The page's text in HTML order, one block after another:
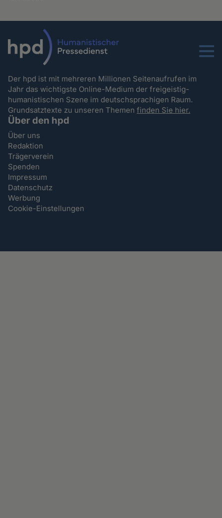
Menu
Der hpd ist mit mehreren Millionen Seitenaufrufen im
Jahr das wichtigste Online-Medium der freigeistig-
humanistischen Szene im deutschsprachigen Raum.
Grundsatztexte zu unseren Themenfinden Sie hier.
Über den hpd
Über uns
Redaktion
Trägerverein
Spenden
Impressum
Datenschutz
Werbung
Cookie-Einstellungen